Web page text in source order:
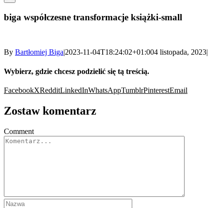
biga współczesne transformacje książki-small
By Bartłomiej Biga|2023-11-04T18:24:02+01:004 listopada, 2023|
Wybierz, gdzie chcesz podzielić się tą treścią.
FacebookXRedditLinkedInWhatsAppTumblrPinterestEmail
Zostaw komentarz
Comment